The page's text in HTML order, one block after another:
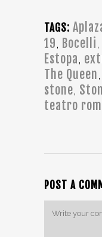
TAGS:
19, Bocelli,
Estopa,
The Queen,
stone,
teatro
POST A